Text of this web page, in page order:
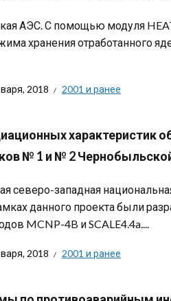
АЭС. С помощью модуля
хранения отработанного
2018 2001 и ранее
характеристик
№ 1 и № 2
северо-западная
данного проекта были
MCNP-4B и SCALE4.4a....
2018 2001 и ранее